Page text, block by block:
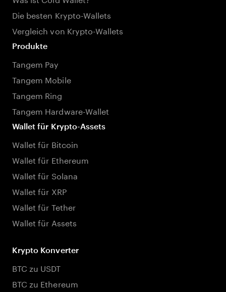
Die besten Krypto-Wallets
Vergleich von Krypto-Wallets
Produkte
Tangem Pay
Tangem Mobile
Tangem Ring
Tangem Hardware-Wallet
Wallet für Krypto-Assets
Wallet für Bitcoin
Wallet für Ethereum
Wallet für Solana
Wallet für XRP
Wallet für Tether
Wallet für Assets
Krypto Konverter
BTC zu USDT
BTC zu Ethereum